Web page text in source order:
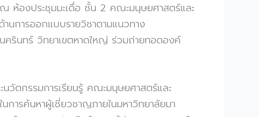
ห้องประชุมมะเดื่อ ชั้น 2 คณะมนุษยศาสตร์และ
นการออกแบบรายวิชาตามแนวทาง
รินทร์ วิทยาเขตหาดใหญ่ ร่วมถ่ายทอดองค์
วัตกรรมการเรียนรู้ คณะมนุษยศาสตร์และ
ารค้นหาผู้เชี่ยวชาญภายในมหาวิทยาลัยมา